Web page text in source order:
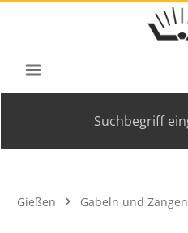
Zum Hauptinhalt springen
Gießen Gabeln und Zangen